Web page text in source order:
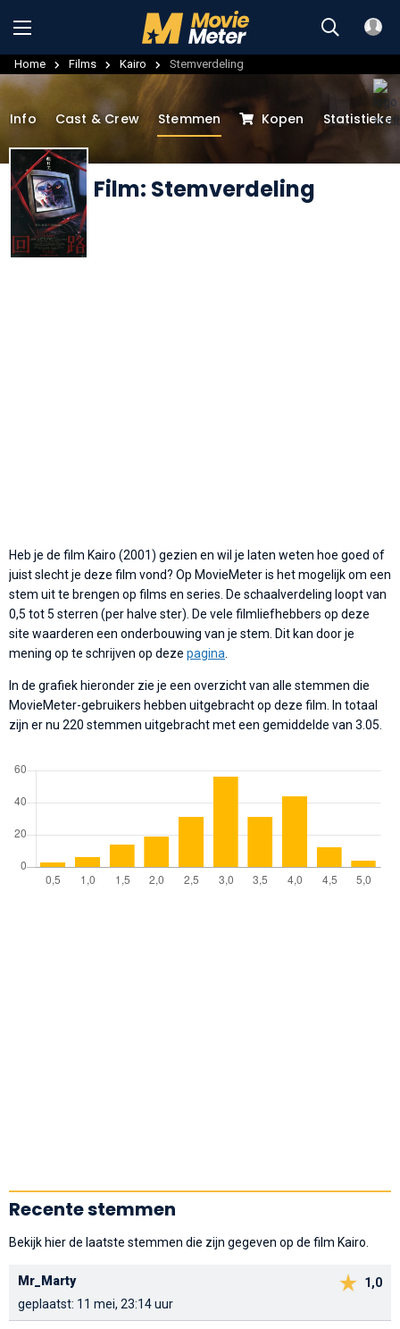
Home Films Kairo Stemverdeling
Film: Stemverdeling
Info Cast & Crew Stemmen Kopen
Heb je de film Kairo (2001) gezien en wil je laten weten hoe goed of
juist slecht je deze film vond? Op MovieMeter is het mogelijk om een
stem uit te brengen op films en series. De schaalverdeling loopt van
0,5 tot 5 sterren (per halve ster). De vele filmliefhebbers op deze
site waarderen een onderbouwing van je stem. Dit kan door je
mening op te schrijven op deze pagina
In de grafiek hieronder zie je een overzicht van alle stemmen die
MovieMeter-gebruikers hebben uitgebracht op deze film. In totaal
zijn er nu 220 stemmen uitgebracht met een gemiddelde van 3.05.
Recente stemmen
Bekijk hier de laatste stemmen die zijn gegeven op de film Kairo.
1,0
Mr_Marty
geplaatst: 11 mei, 23:14 uur